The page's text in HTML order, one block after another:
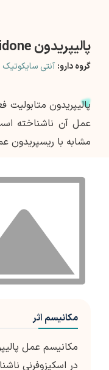
پالیپریدون Paliperidone
گروه دارو: آنتی
پالیپریدون
عمل آن ناشناخته
مشابه با ریسپریدون
مکانیسم اثر
مکانیسم عمل
در اسکیزوفرنی